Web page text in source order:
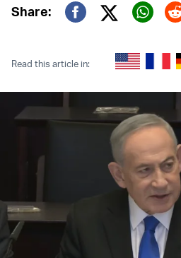
Share:
Twitter (X)
Read this article in: